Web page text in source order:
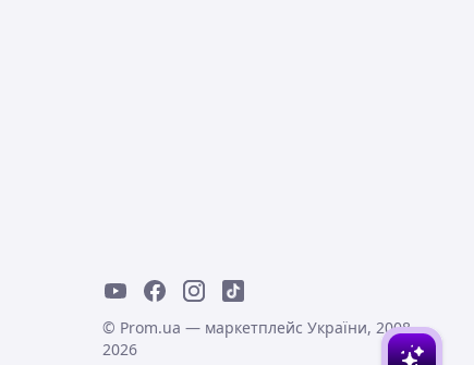
© Prom.ua — маркетплейс України, 2008-
2026